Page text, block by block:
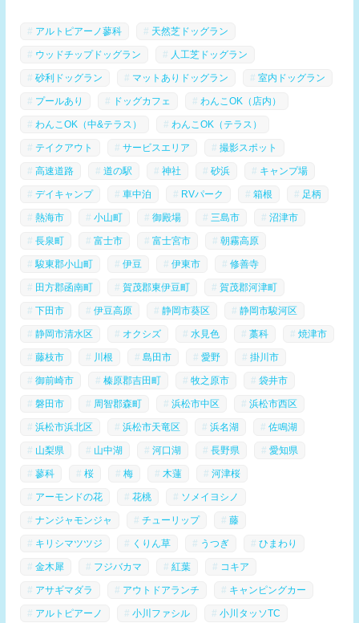
アルトピアーノ蓼科 天然芝ドッグラン
ウッドチップドッグラン 人工芝ドッグラン
砂利ドッグラン マットありドッグラン 室内ドッグラン
プールあり ドッグカフェ わんこOK（店内）
わんこOK（中&テラス） わんこOK（テラス）
テイクアウト サービスエリア 撮影スポット
高速道路 道の駅 神社 砂浜 キャンプ場
デイキャンプ 車中泊 RVパーク 箱根 足柄
熱海市 小山町 御殿場 三島市 沼津市
長泉町 富士市 富士宮市 朝霧高原
駿東郡小山町 伊豆 伊東市 修善寺
田方郡函南町 賀茂郡東伊豆町 賀茂郡河津町
下田市 伊豆高原 静岡市葵区 静岡市駿河区
静岡市清水区 オクシズ 水見色 藁科 焼津市
藤枝市 川根 島田市 愛野 掛川市
御前崎市 榛原郡吉田町 牧之原市 袋井市
磐田市 周智郡森町 浜松市中区 浜松市西区
浜松市浜北区 浜松市天竜区 浜名湖 佐鳴湖
山梨県 山中湖 河口湖 長野県 愛知県
蓼科 桜 梅 木蓮 河津桜
アーモンドの花 花桃 ソメイヨシノ
ナンジャモンジャ チューリップ 藤
キリシマツツジ くりん草 うつぎ ひまわり
金木犀 フジバカマ 紅葉 コキア
アサギマダラ アウトドアランチ キャンピングカー
アルトピアーノ 小川ファシル 小川タッソTC